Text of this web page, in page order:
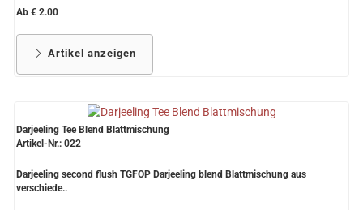
Ab € 2.00
Artikel anzeigen
Darjeeling Tee Blend Blattmischung
Artikel-Nr.: 022
Darjeeling second flush TGFOP Darjeeling blend Blattmischung aus
verschiede..